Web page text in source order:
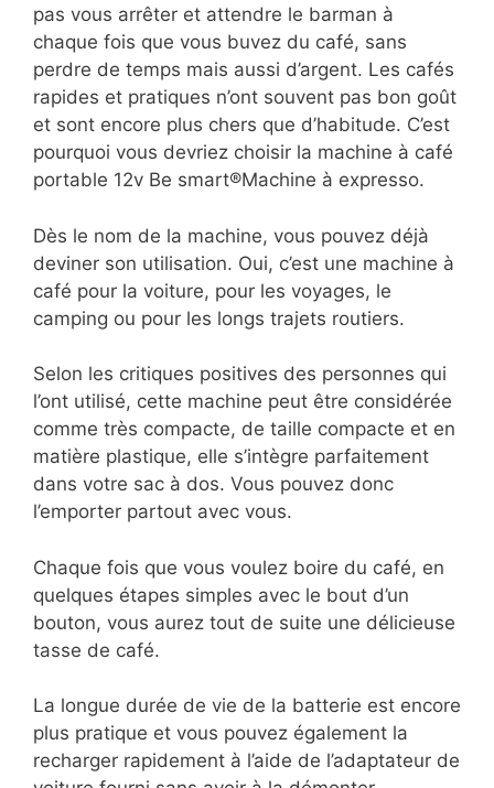
pas vous arrêter et attendre le barman à
chaque fois que vous buvez du café, sans
perdre de temps mais aussi d’argent. Les cafés
rapides et pratiques n’ont souvent pas bon goût
et sont encore plus chers que d’habitude. C’est
pourquoi vous devriez choisir la machine à café
portable 12v Be smart®Machine à expresso.
Dès le nom de la machine, vous pouvez déjà
deviner son utilisation. Oui, c’est une machine à
café pour la voiture, pour les voyages, le
camping ou pour les longs trajets routiers.
Selon les critiques positives des personnes qui
l’ont utilisé, cette machine peut être considérée
comme très compacte, de taille compacte et en
matière plastique, elle s’intègre parfaitement
dans votre sac à dos. Vous pouvez donc
l’emporter partout avec vous.
Chaque fois que vous voulez boire du café, en
quelques étapes simples avec le bout d’un
bouton, vous aurez tout de suite une délicieuse
tasse de café.
La longue durée de vie de la batterie est encore
plus pratique et vous pouvez également la
recharger rapidement à l’aide de l’adaptateur de